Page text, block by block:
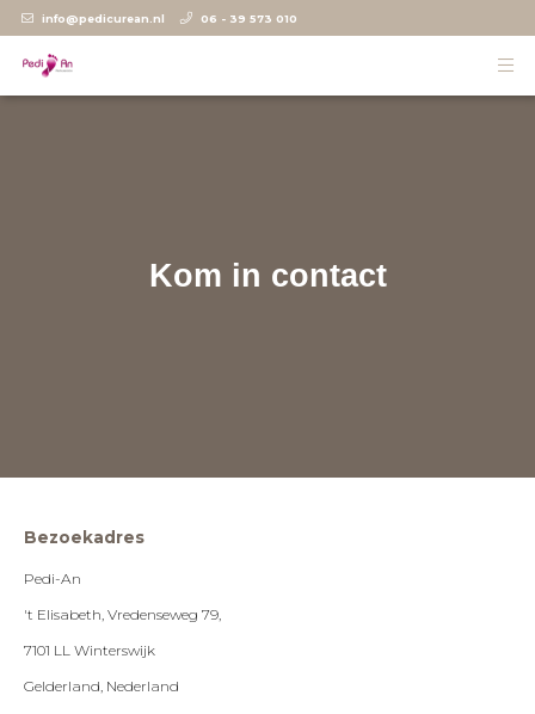
info@pedicurean.nl 06 - 39 573 010
Kom in contact
Bezoekadres
Pedi-An
't Elisabeth, Vredenseweg 79,
7101 LL Winterswijk
Gelderland, Nederland